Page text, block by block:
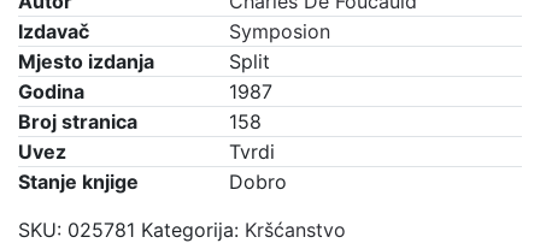
Izdavač
Symposion
Mjesto izdanja
Split
Godina
1987
Broj stranica
158
Uvez
Tvrdi
Stanje knjige
Dobro
SKU: 025781 Kategorija: Kršćanstvo